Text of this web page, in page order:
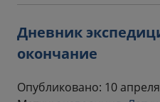
Дневник
окончание
Опубликовано: 10 апреля